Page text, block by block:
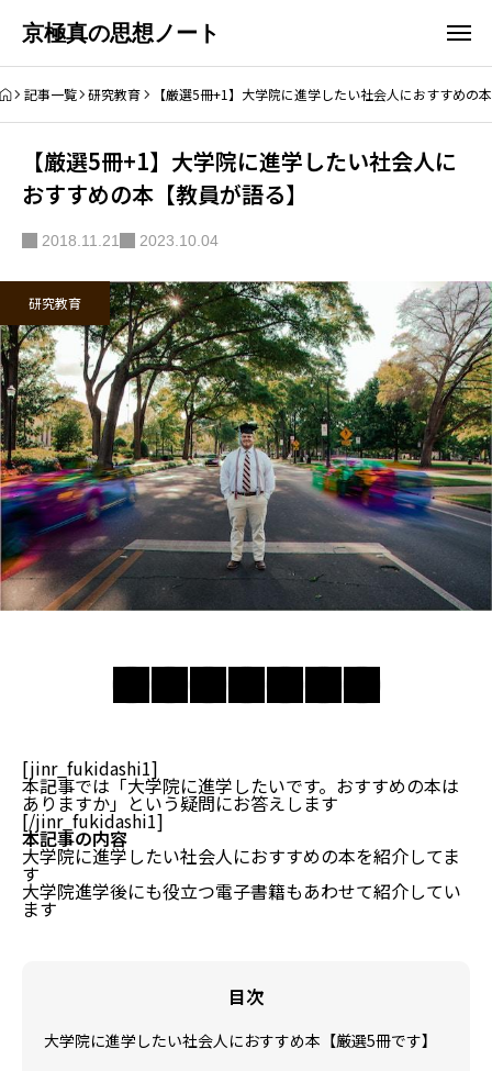
京極真の思想ノート
記事一覧 研究教育 【厳選5冊+1】大学院に進学したい社会人におすすめの
【厳選5冊+1】大学院に進学したい社会人に
おすすめの本【教員が語る】
2018.11.21 2023.10.04
研究教育
[jinr_fukidashi1]
本記事では「大学院に進学したいです。おすすめの本は
ありますか」という疑問にお答えします
[/jinr_fukidashi1]
本記事の内容
大学院に進学したい社会人におすすめの本を紹介してま
す
大学院進学後にも役立つ電子書籍もあわせて紹介してい
ます
目次
大学院に進学したい社会人におすすめ本【厳選5冊です】